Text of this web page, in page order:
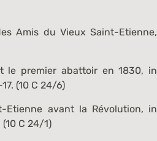
Amis du Vieux Saint-Etienne,
le premier abattoir en 1830, in
(10 C 24/6)
Etienne avant la Révolution, in
(10 C 24/1)